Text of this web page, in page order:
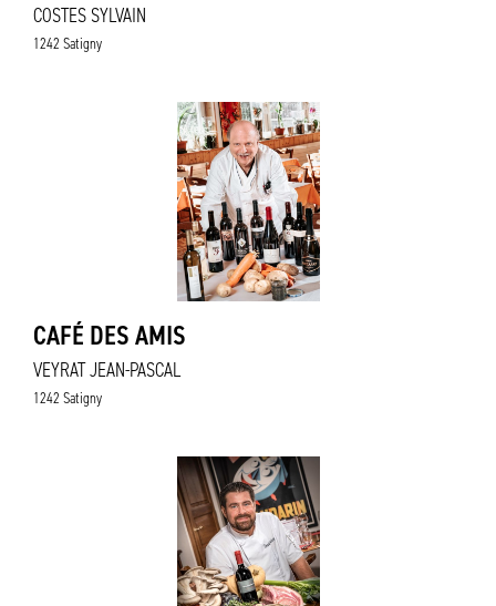
COSTES SYLVAIN
1242 Satigny
CAFÉ DES AMIS
VEYRAT JEAN-PASCAL
1242 Satigny